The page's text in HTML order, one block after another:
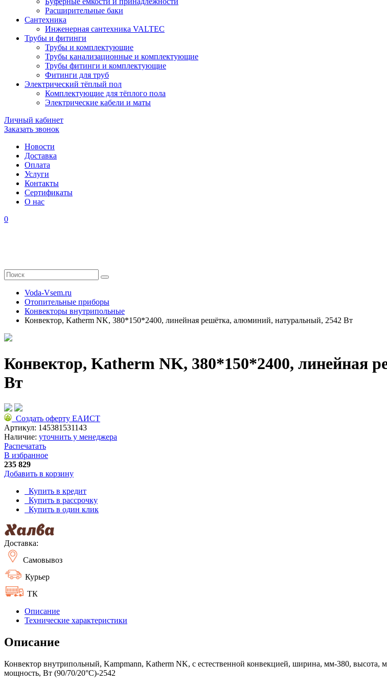
Расширительные баки
Сантехника
Инженерная сантехника VALTEC
Трубы и фитинги
Трубы и комплектующие
Трубы канализационные и комплектующие
Трубы фитинги и комплектующие
Фитинги для труб
Электрический тёплый пол
Комплектующие для тёплого пола
Электрические кабели и маты
Личный кабинет
Заказать звонок
Новости
Доставка
Оплата
Услуги
Контакты
Cертификаты
О нас
0
Voda-Vsem.ru
Отопительные приборы
Конвекторы внутрипольные
Конвектор, Katherm NK, 380*150*2400, линейная решётка, алюминий, натуральный, 2542 Вт
Конвектор, Katherm NK, 380*150*2400, линейная
Вт
Создать оферту ЕАИСТ
Артикул: 145381531143
Наличие: уточнить у менеджера
Распечатать
В избранное
235 829
Добавить в корзину
Купить в кредит
Купить в рассрочку
Купить в один клик
Доставка:
Самовывоз
Курьер
ТК
Описание
Технические характеристики
Описание
Конвектор внутрипольный, Kampmann, Katherm NK, с естественной конвекцией, ширина, мм-380,
мощность, Вт (90/70/20°C)-2542